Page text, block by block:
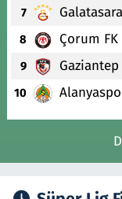
7
8 Çorum FK
9 Gaziantep
10